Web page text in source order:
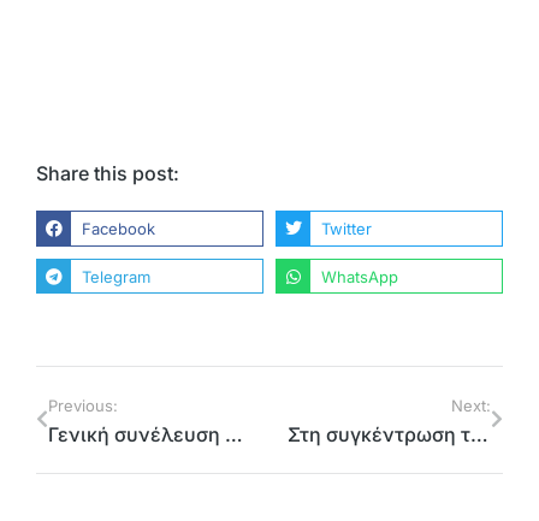
Share this post:
Facebook Twitter
Telegram WhatsApp
Previous:
Γενική συνέλευση των οργανώσεων μελών του ΣΥΡΙΖΑ στον Δήμο Αχαρνών
Next:
Στη συγκέντρωση της ΟΜ Αρτέμιδας-Σπάτων